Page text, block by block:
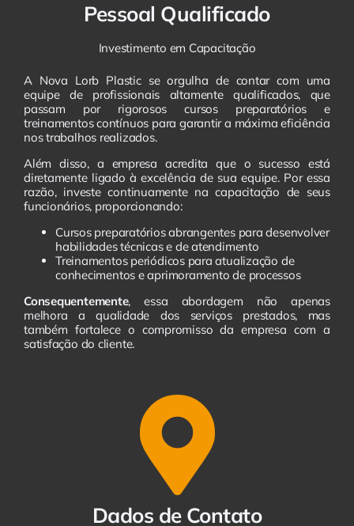
Pessoal Qualificado
Investimento em Capacitação
A Nova Lorb Plastic se orgulha de contar com uma
equipe de profissionais altamente qualificados, que
passam por rigorosos cursos preparatórios e
treinamentos contínuos para garantir a máxima eficiência
nos trabalhos realizados.
Além disso, a empresa acredita que o sucesso está
diretamente ligado à excelência de sua equipe. Por essa
razão, investe continuamente na capacitação de seus
funcionários, proporcionando:
Cursos preparatórios abrangentes para desenvolver
habilidades técnicas e de atendimento
Treinamentos periódicos para atualização de
conhecimentos e aprimoramento de processos
Consequentemente, essa abordagem não apenas
melhora a qualidade dos serviços prestados, mas
também fortalece o compromisso da empresa com a
satisfação do cliente.
Dados de Contato